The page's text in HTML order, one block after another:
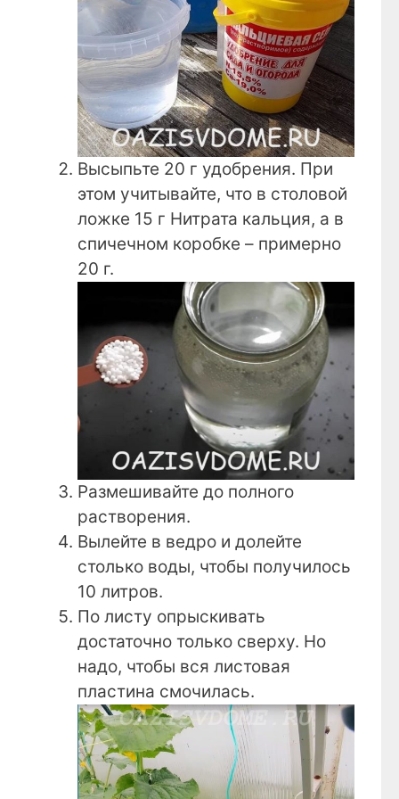
Высыпьте 20 г удобрения. При
этом учитывайте, что в столовой
ложке 15 г Нитрата кальция, а в
спичечном коробке – примерно
20 г.
Размешивайте до полного
растворения.
Вылейте в ведро и долейте
столько воды, чтобы получилось
10 литров.
По листу опрыскивать
достаточно только сверху. Но
надо, чтобы вся листовая
пластина смочилась.